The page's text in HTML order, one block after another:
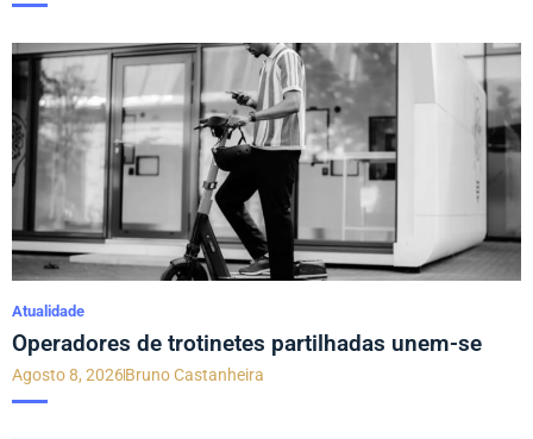
Atualidade
Operadores de trotinetes partilhadas unem-se
Agosto 8, 2026Bruno Castanheira